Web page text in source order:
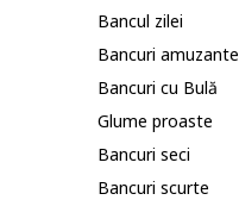
Bancul zilei
Bancuri amuzante
Bancuri cu Bulă
Glume proaste
Bancuri seci
Bancuri scurte